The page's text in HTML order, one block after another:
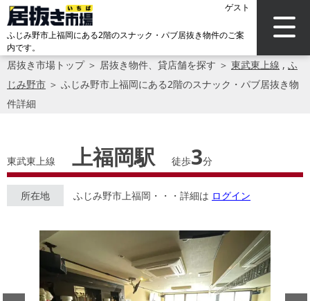
ゲスト
ふじみ野市上福岡にある2階のスナック・パブ居抜き物件のご案
内です。
居抜き市場トップ＞ 居抜き物件、貸店舗を探す ＞ 東武東上線 , ふ
じみ野市 ＞ ふじみ野市上福岡にある2階のスナック・パブ居抜き物
件詳細
東武東上線 上福岡駅 徒歩3分
所在地 ふじみ野市上福岡・・・詳細は ログイン